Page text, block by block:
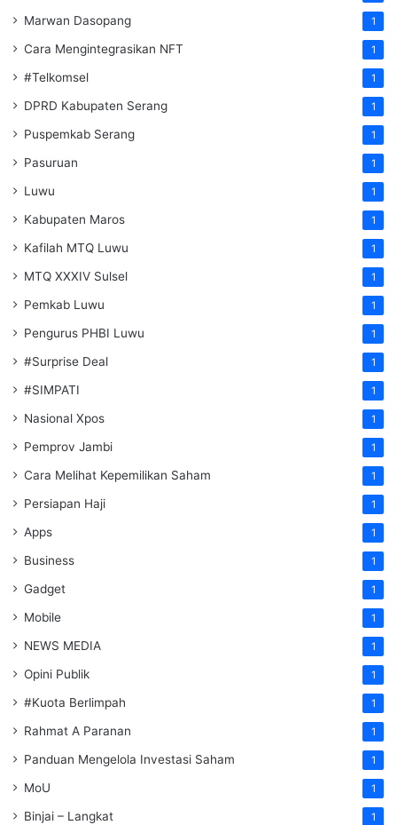
Marwan Dasopang 1
Cara Mengintegrasikan NFT 1
#Telkomsel 1
DPRD Kabupaten Serang 1
Puspemkab Serang 1
Pasuruan 1
Luwu 1
Kabupaten Maros 1
Kafilah MTQ Luwu 1
MTQ XXXIV Sulsel 1
Pemkab Luwu 1
Pengurus PHBI Luwu 1
#Surprise Deal 1
#SIMPATI 1
Nasional Xpos 1
Pemprov Jambi 1
Cara Melihat Kepemilikan Saham 1
Persiapan Haji 1
Apps 1
Business 1
Gadget 1
Mobile 1
NEWS MEDIA 1
Opini Publik 1
#Kuota Berlimpah 1
Rahmat A Paranan 1
Panduan Mengelola Investasi Saham 1
MoU 1
Binjai – Langkat 1